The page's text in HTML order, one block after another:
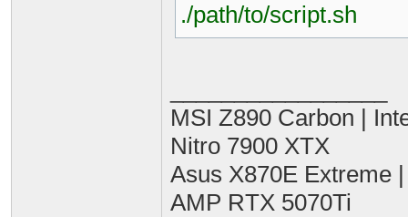
./path/to/script.sh
MSI Z890 Carbon |
Nitro 7900 XTX
Asus X870E Extreme
AMP RTX 5070Ti